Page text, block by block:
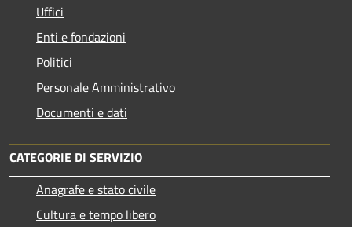
Uffici
Enti e fondazioni
Politici
Personale Amministrativo
Documenti e dati
CATEGORIE DI SERVIZIO
Anagrafe e stato civile
Cultura e tempo libero